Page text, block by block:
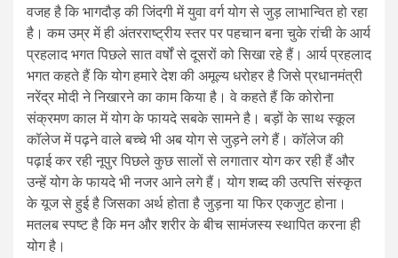
वजह है कि भागदौड़ की जिंदगी में युवा वर्ग योग से जुड़ लाभान्वित हो रहा
है। कम उम्र में ही अंतरराष्ट्रीय स्तर पर पहचान बना चुके रांची के आर्य
प्रहलाद भगत पिछले सात वर्षों से दूसरों को सिखा रहे हैं। आर्य प्रहलाद
भगत कहते हैं कि योग हमारे देश की अमूल्य धरोहर है जिसे प्रधानमंत्री
नरेंद्र मोदी ने निखारने का काम किया है। वे कहते हैं कि कोरोना
संक्रमण काल में योग के फायदे सबके सामने है। बड़ों के साथ स्कूल
कॉलेज में पढ़ने वाले बच्चे भी अब योग से जुड़ने लगे हैं। कॉलेज की
पढ़ाई कर रही नूपुर पिछले कुछ सालों से लगातार योग कर रही हैं और
उन्हें योग के फायदे भी नजर आने लगे हैं। योग शब्द की उत्पत्ति संस्कृत
के यूज से हुई है जिसका अर्थ होता है जुड़ना या फिर एकजुट होना।
मतलब स्पष्ट है कि मन और शरीर के बीच सामंजस्य स्थापित करना ही
योग है।